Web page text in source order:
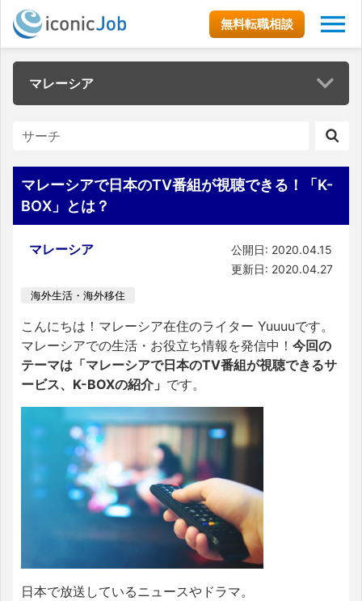
無料転職相談
マレーシア
マレーシアで日本のTV番組が視聴できる！「K-
BOX」とは？
マレーシア
公開日: 2020.04.15
更新日: 2020.04.27
海外生活・海外移住
こんにちは！マレーシア在住のライター Yuuuuです。
マレーシアでの生活・お役立ち情報を発信中！ 今回の
テーマは「マレーシアで日本のTV番組が視聴できるサ
ービス、K-BOXの紹介」 です。
日本で放送しているニュースやドラマ。